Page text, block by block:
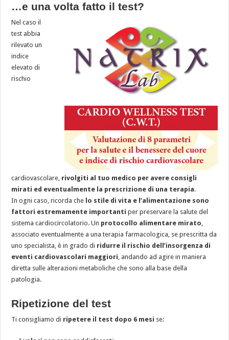
…e una volta fatto il test?
Nel caso il
test abbia
rilevato un
indice
elevato di
rischio
cardiovascolare, rivolgiti al tuo medico per avere consigli
mirati ed eventualmente la prescrizione di una terapia.
In ogni caso, ricorda che lo stile di vita e l’alimentazione sono
fattori estremamente importanti per preservare la salute del
sistema cardiocircolatorio. Un protocollo alimentare mirato,
associato eventualmente a una terapia farmacologica, se prescritta da
uno specialista, è in grado di ridurre il rischio dell’insorgenza di
eventi cardiovascolari maggiori, andando ad agire in maniera
diretta sulle alterazioni metaboliche che sono alla base della
patologia.
Ripetizione del test
Ti consigliamo di ripetere il test dopo 6 mesi se: